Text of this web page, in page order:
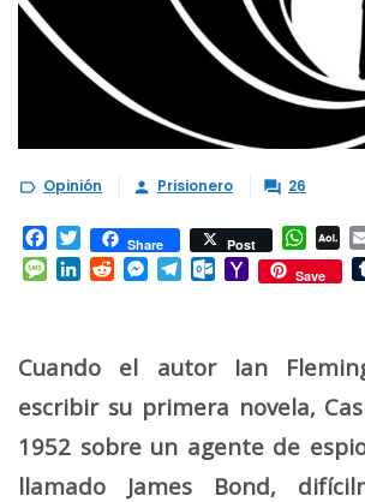
 Opinión  Prisionero  26
Facebook
TwitterShare Post
Message
LinkedInRedditMessenger
TelegramOutlook.com
YahooSave
Cuando el autor Ian
escribir su primera novela,
1952 sobre un agente de
llamado James Bond,